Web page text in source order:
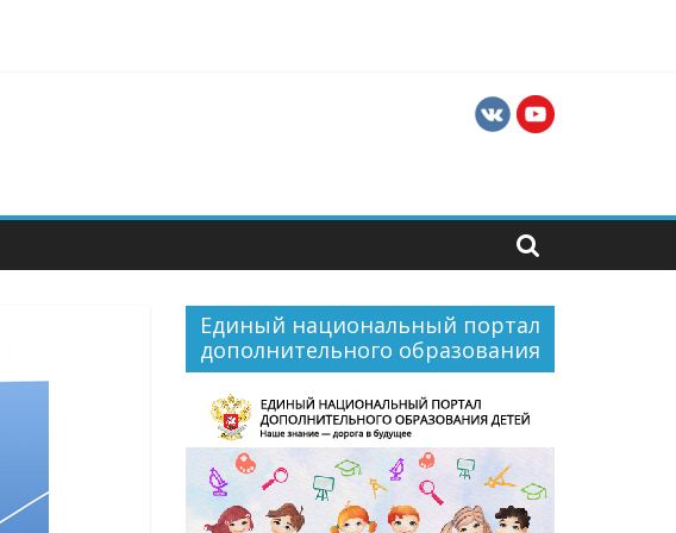
для педагогов и руководителей хореографических
Единый национальный портал
дополнительного образования